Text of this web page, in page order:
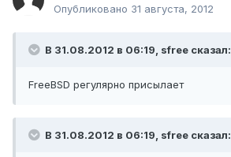
Опубликовано 31 августа, 2012
В 31.08.2012 в 06:19, sfree сказал:
FreeBSD регулярно присылает
В 31.08.2012 в 06:19, sfree сказал: